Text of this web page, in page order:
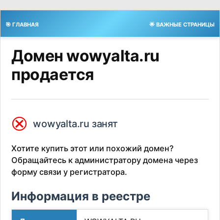
🎯 ГЛАВНАЯ 🌟 ВАЖНЫЕ СТРАНИЦЫ
Домен wowyalta.ru
продается
⮿ wowyalta.ru занят
Хотите купить этот или похожий домен?
Обращайтесь к администратору домена через
форму связи у регистратора.
Информация в реестре